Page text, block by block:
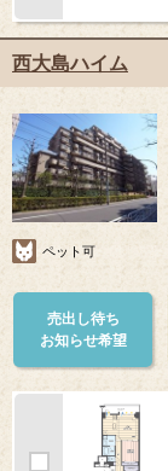
西大島ハイム
ペット可
売出し待ち
お知らせ希望